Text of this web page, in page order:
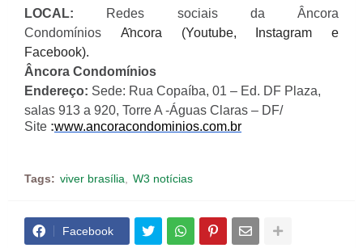
LOCAL:
Redes sociais da Âncora
Condomínios Ancora (Youtube, Instagram e
Facebook).
Âncora Condomínios
Endereço: Sede: Rua Copaíba, 01 – Ed. DF Plaza,
salas 913 a 920, Torre A -Águas Claras – DF/
Site :www.ancoracondominios.com.br
Tags: viver brasília W3 notícias
Facebook